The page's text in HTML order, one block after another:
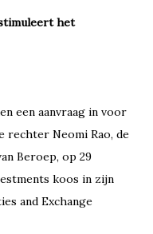
het
een aanvraag in voor
rechter Neomi Rao, de
Beroep, op 29
koos in zijn
and Exchange